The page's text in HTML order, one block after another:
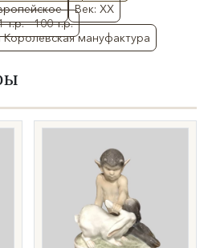
Век: XX
т.р. - 100 т.р.
мануфактура